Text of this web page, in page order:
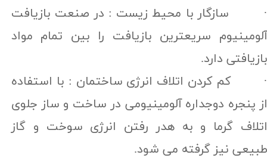
· سازگار با محیط زیست : در صنعت بازیافت
آلومینیوم سریعترین بازیافت را بین تمام مواد
بازیافتی دارد.
· کم کردن اتلاف انرژی ساختمان : با استفاده
از پنجره دوجداره آلومینیومی در ساخت و ساز جلوی
اتلاف گرما و به هدر رفتن انرژی سوخت و گاز
طبیعی نیز گرفته می شود.